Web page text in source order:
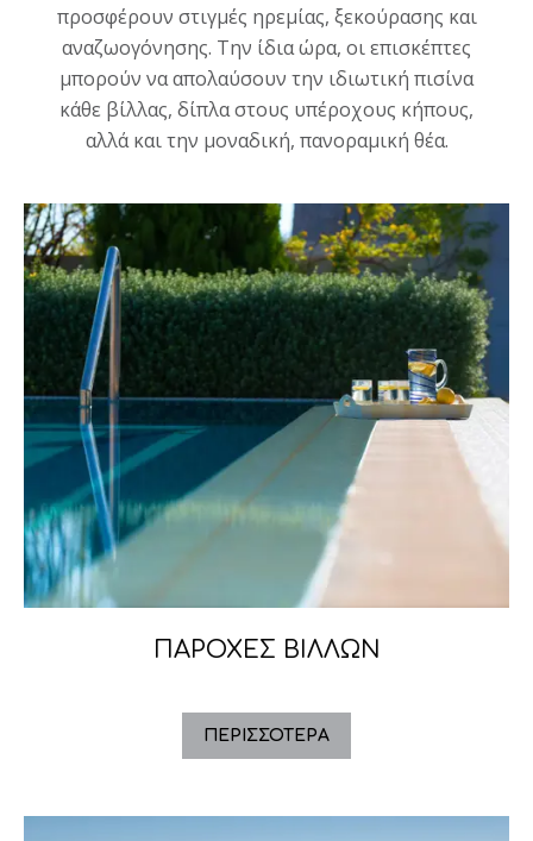
προσφέρουν στιγμές ηρεμίας, ξεκούρασης και
αναζωογόνησης. Την ίδια ώρα, οι επισκέπτες
μπορούν να απολαύσουν την ιδιωτική πισίνα
κάθε βίλλας, δίπλα στους υπέροχους κήπους,
αλλά και την μοναδική, πανοραμική θέα.
ΠΑΡΟΧΕΣ ΒΙΛΛΩΝ
ΠΕΡΙΣΣΌΤΕΡΑ